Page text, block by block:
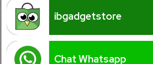
ibgadgetstore
Chat Whatsapp